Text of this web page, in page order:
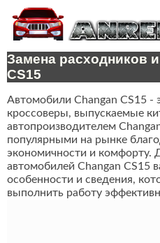
Замена расходников
CS15
Автомобили Changan CS15 -
кроссоверы, выпускаемые
автопроизводителем
популярными на рынке
экономичности и комфорту.
автомобилей Changan CS15
особенности и сведения,
выполнить работу